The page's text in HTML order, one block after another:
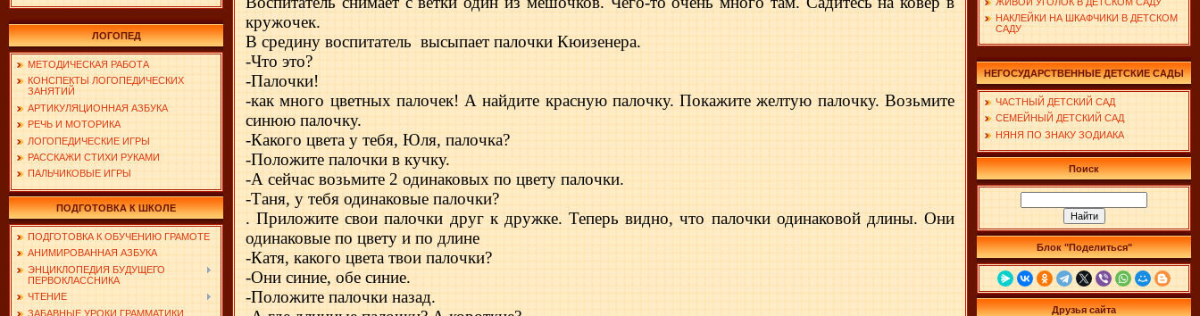
ЛОГОПЕД
МЕТОДИЧЕСКАЯ РАБОТА
КОНСПЕКТЫ ЛОГОПЕДИЧЕСКИХ
ЗАНЯТИЙ
АРТИКУЛЯЦИОННАЯ АЗБУКА
РЕЧЬ И МОТОРИКА
ЛОГОПЕДИЧЕСКИЕ ИГРЫ
РАССКАЖИ СТИХИ РУКАМИ
ПАЛЬЧИКОВЫЕ ИГРЫ
ПОДГОТОВКА К ШКОЛЕ
ПОДГОТОВКА К ОБУЧЕНИЮ ГРАМОТЕ
АНИМИРОВАННАЯ АЗБУКА
ЭНЦИКЛОПЕДИЯ БУДУЩЕГО
ПЕРВОКЛАССНИКА
ЧТЕНИЕ
ЗАБАВНЫЕ УРОКИ ГРАММАТИКИ
кружочек.
В средину воспитатель высыпает палочки Кюизенера.
-Что это?
-Палочки!
-как много цветных палочек! А найдите красную палочку. Покажите желтую палочку. Возьмите
синюю палочку.
-Какого цвета у тебя, Юля, палочка?
-Положите палочки в кучку.
-А сейчас возьмите 2 одинаковых по цвету палочки.
-Таня, у тебя одинаковые палочки?
. Приложите свои палочки друг к дружке. Теперь видно, что палочки одинаковой длины. Они
одинаковые по цвету и по длине
-Катя, какого цвета твои палочки?
-Они синие, обе синие.
-Положите палочки назад.
НАКЛЕЙКИ НА ШКАФЧИКИ В ДЕТСКОМ
САДУ
НЕГОСУДАРСТВЕННЫЕ ДЕТСКИЕ САДЫ
ЧАСТНЫЙ ДЕТСКИЙ САД
СЕМЕЙНЫЙ ДЕТСКИЙ САД
НЯНЯ ПО ЗНАКУ ЗОДИАКА
Поиск
Блок "Поделиться"
Друзья сайта